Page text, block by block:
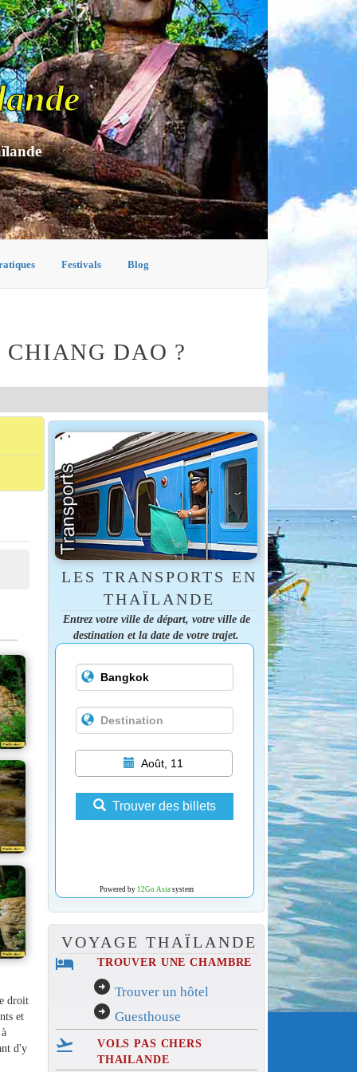
Festivals Blog
DAO ?
droit
et
d'y
LES TRANSPORTS EN
THAÏLANDE
Entrez votre ville de départ, votre ville de
destination et la date de votre trajet.
Août, 11
Trouver des billets
Powered by 12Go Asiasystem
VOYAGE THAÏLANDE
hotel TROUVER UNE CHAMBRE
arrow_circle_right Trouver un hôtel
arrow_circle_right Guesthouse
flight_takeoff
VOLS PAS CHERS
THAILANDE